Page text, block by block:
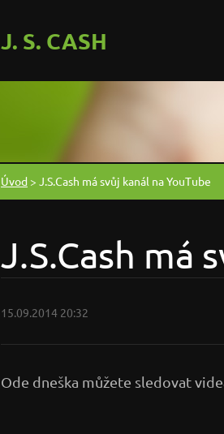
J. S. CASH
Úvod > J.S.Cash má svůj kanál na YouTube
J.S.Cash má
15.09.2014 20:32
Ode dneška můžete sledovat